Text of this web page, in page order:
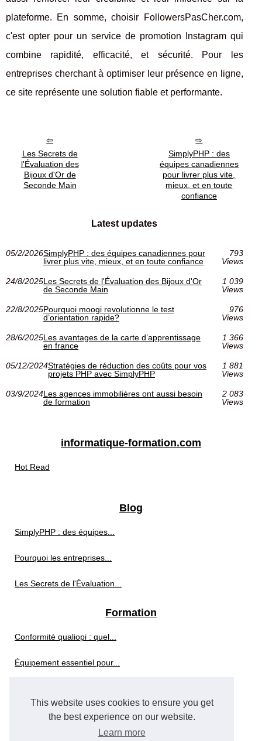
This website uses cookies to ensure you get
the best experience on our website.
Learn more
plateforme. En somme, choisir FollowersPasCher.com,
c'est opter pour un service de promotion Instagram qui
combine rapidité, efficacité, et sécurité. Pour les
entreprises cherchant à optimiser leur présence en ligne,
ce site représente une solution fiable et performante.
Les Secrets de
l'Évaluation des
Bijoux d'Or de
Seconde Main
SimplyPHP : des
équipes canadiennes
pour livrer plus vite,
mieux, et en toute
confiance
Latest updates
05/2/2026SimplyPHP : des équipes canadiennes pour
livrer plus vite, mieux, et en toute confiance
793
Views
24/8/2025Les Secrets de l'Évaluation des Bijoux d'Or
de Seconde Main
1 039
Views
22/8/2025Pourquoi moogi revolutionne le test
d’orientation rapide?
976
Views
28/6/2025Les avantages de la carte d’apprentissage
en france
1 366
Views
05/12/2024Stratégies de réduction des coûts pour vos
projets PHP avec SimplyPHP
1 881
Views
03/9/2024Les agences immobilières ont aussi besoin
de formation
2 083
Views
informatique-formation.com
Hot Read
Blog
SimplyPHP : des équipes...
Pourquoi les entreprises...
Les Secrets de l'Évaluation...
Formation
Conformité qualiopi : quel...
Équipement essentiel pour...
Séminaire